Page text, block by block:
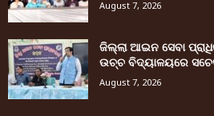
August 7, 2026
ଜିଲ୍ଲା ଆଇନ ସେବା
ଉଚ୍ଚ ବିଦ୍ୟାଳୟରେ
August 7, 2026